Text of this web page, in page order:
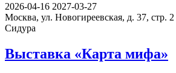
2026-04-16 2027-03-27
Москва, ул. Новогиреевская, д. 37, стр. 2
Сидура
Выставка «Карта мифа»